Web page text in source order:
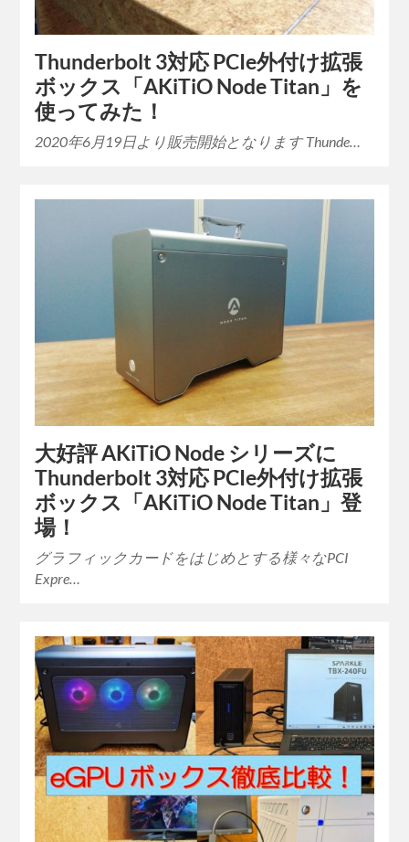
Thunderbolt 3対応 PCIe外付け拡張
ボックス「AKiTiO Node Titan」を
使ってみた！
2020年6月19日より販売開始となります Thunde…
大好評 AKiTiO Node シリーズに
Thunderbolt 3対応 PCIe外付け拡張
ボックス「AKiTiO Node Titan」登
場！
グラフィックカードをはじめとする様々なPCI
Expre…